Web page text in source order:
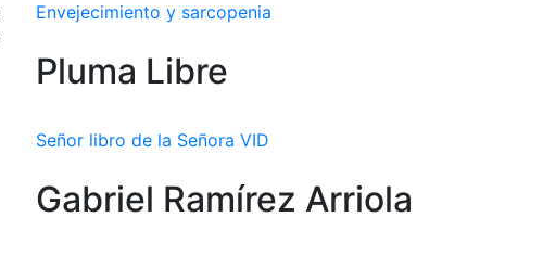
Envejecimiento y sarcopenia
Pluma Libre
Señor libro de la Señora VID
Gabriel Ramírez Arriola